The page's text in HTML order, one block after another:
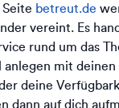
betreut.de
vereint. Es
rund um das
anlegen mit
deine
dann auf dich